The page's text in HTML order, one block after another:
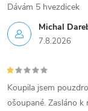
Michal
7.8.2026
Dávám 5 hvezdicek
Koupila jsem
ošoupané. Zasláno k